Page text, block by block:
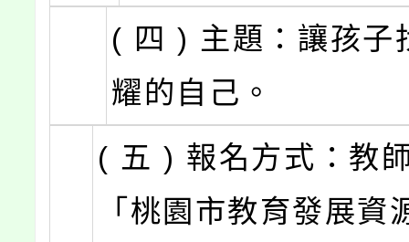
( 四 ) 主題：讓孩子
耀的自己。
( 五 ) 報名方式：教
「桃園市教育發展資